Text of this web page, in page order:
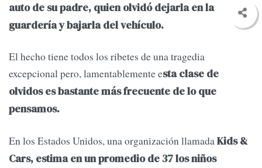
auto de su padre, quien olvidó dejarla en la
guardería y bajarla del vehículo.
El hecho tiene todos los ribetes de una tragedia
excepcional pero, lamentablemente estaclase de
olvidos es bastante más frecuente de lo que
pensamos.
En los Estados Unidos, una organización llamadaKids &
Cars, estima en un promedio de 37 los niños